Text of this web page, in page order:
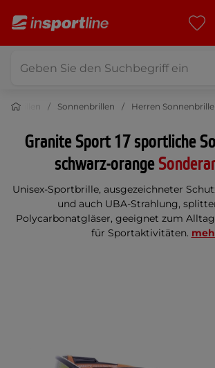
Sonnenbrillen Herren
Granite Sport 17 sportliche
schwarz-orange
Unisex-Sportbrille, ausgezeichneter
und auch UBA-Strahlung,
Polycarbonatgläser, geeignet zum
für Sportaktivitäten.